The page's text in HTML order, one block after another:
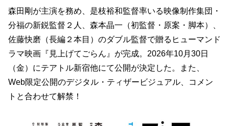
森田剛が主演を務め、是枝裕和監督率いる映像制作集団・
分福の新鋭監督２人、森本晶一（初監督・原案・脚本）、
佐藤快磨（長編２本目）のダブル監督で贈るヒューマンド
ラマ映画『見上げてごらん』が完成。2026年10月30日
（金）にテアトル新宿他にて公開が決定した。また、
Web限定公開のデジタル・ティザービジュアル、コメン
トと合わせて解禁！